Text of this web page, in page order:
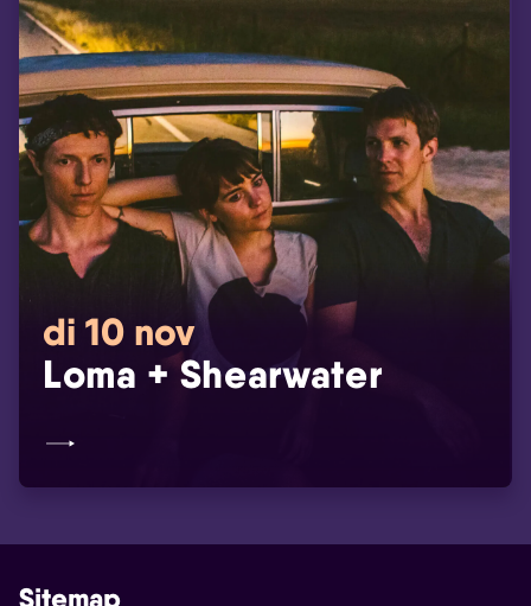
di 10 nov
Loma + Shearwater
Sitemap